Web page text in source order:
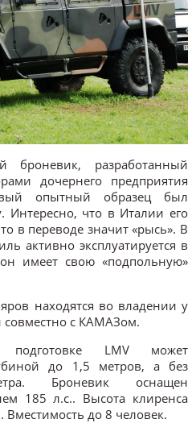
броневик, разработанный
дочернего предприятия
опытный образец был
что в Италии его
в переводе значит «рысь». В
активно эксплуатируется в
имеет свою «подпольную»
находятся во владении у
с КАМАЗом.
подготовке LMV может
до 1,5 метров, а без
Броневик оснащен
185 л.с.. Высота клиренса
до 8 человек.